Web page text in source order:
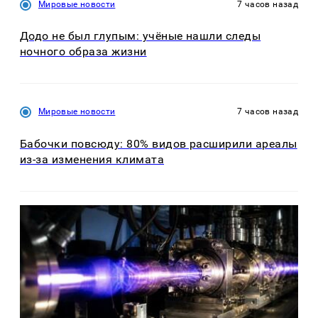
Мировые новости 7 часов назад
Додо не был глупым: учёные нашли следы
ночного образа жизни
Мировые новости 7 часов назад
Бабочки повсюду: 80% видов расширили ареалы
из-за изменения климата